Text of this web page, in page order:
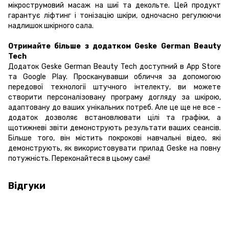
мікрострумовий масаж на шиї та декольте. Цей продукт
гарантує ліфтинг і тонізацію шкіри, одночасно регулюючи
надлишок шкірного сала.
Отримайте більше з додатком Geske German Beauty
Tech
Додаток Geske German Beauty Tech доступний в App Store
та Google Play. Просканувавши обличчя за допомогою
передової технології штучного інтелекту, ви можете
створити персоналізовану програму догляду за шкірою,
адаптовану до ваших унікальних потреб. Але це ще не все -
додаток дозволяє встановлювати цілі та графіки, а
щотижневі звіти демонструють результати ваших сеансів.
Більше того, він містить покрокові навчальні відео, які
демонструють, як використовувати прилад Geske на повну
потужність. Переконайтеся в цьому самі!
Відгуки